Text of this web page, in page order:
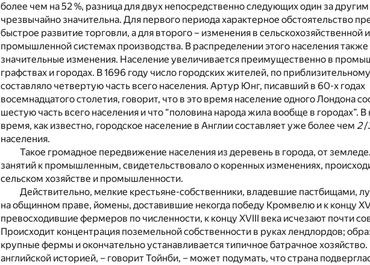
более чем на 52 %, разница для двух непосредственно следующих один за
чрезвычайно значительна. Для первого периода характерное обстоятельство
быстрое развитие торговли, а для второго – изменения в сельскохозяйственной и
промышленной системах производства. В распределении этого населения также
значительные изменения. Население увеличивается преимущественно в
графствах и городах. В 1696 году число городских жителей, по
составляло четвертую часть всего населения. Артур Юнг, писавший в 60-х годах
восемнадцатого столетия, говорит, что в это время население одного Лондона
шестую часть всего населения и что “половина народа жила вообще в городах”.
время, как известно, городское население в Англии составляет уже более чем 2/
населения.
Такое громадное передвижение населения из деревень в города, от
занятий к промышленным, свидетельствовало о коренных изменениях,
сельском хозяйстве и промышленности.
Действительно, мелкие крестьяне-собственники, владевшие пастбищами,
на общинном праве, йомены, доставившие некогда победу Кромвелю и к концу
превосходившие фермеров по численности, к концу XVIII века исчезают почти
Происходит концентрация поземельной собственности в руках лендлордов;
крупные фермы и окончательно устанавливается типичное батрачное
английской историей, – говорит Тойнби, – может подумать, что страна